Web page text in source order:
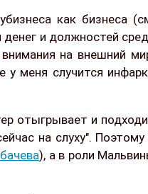
как бизнеса
денег и должностей
на внешний
меня случится
отыгрывает и
на слуху". Поэтому
), а в роли